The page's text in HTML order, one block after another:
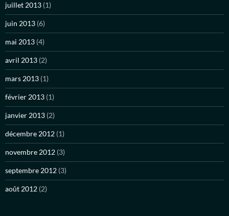
juillet 2013 (1)
juin 2013 (6)
mai 2013 (4)
avril 2013 (2)
mars 2013 (1)
février 2013 (1)
janvier 2013 (2)
décembre 2012 (1)
novembre 2012 (3)
septembre 2012 (3)
août 2012 (2)